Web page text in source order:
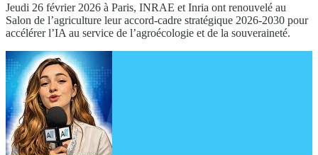
Jeudi 26 février 2026 à Paris, INRAE et Inria ont renouvelé au
Salon de l’agriculture leur accord-cadre stratégique 2026-2030 pour
accélérer l’IA au service de l’agroécologie et de la souveraineté.